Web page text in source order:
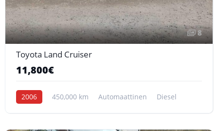
8
Toyota Land Cruiser
11,800€
2006 450,000 km Automaattinen Diesel